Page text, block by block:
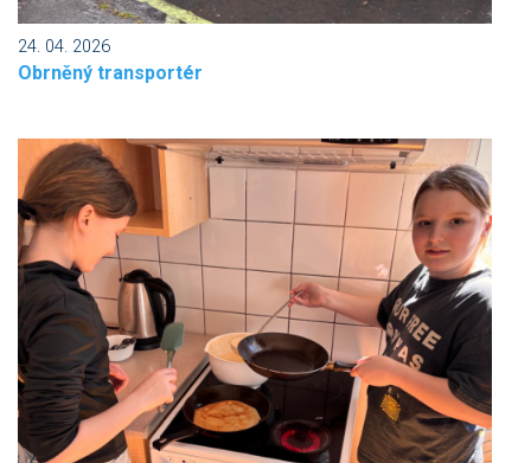
24. 04. 2026
Obrněný transportér